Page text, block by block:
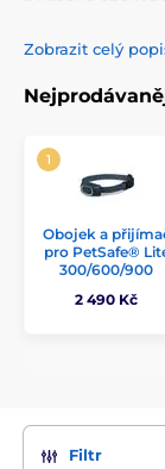
Zobrazit celý
Obojek a
pro PetSafe®
300/600/900
2 490 Kč
Filtr